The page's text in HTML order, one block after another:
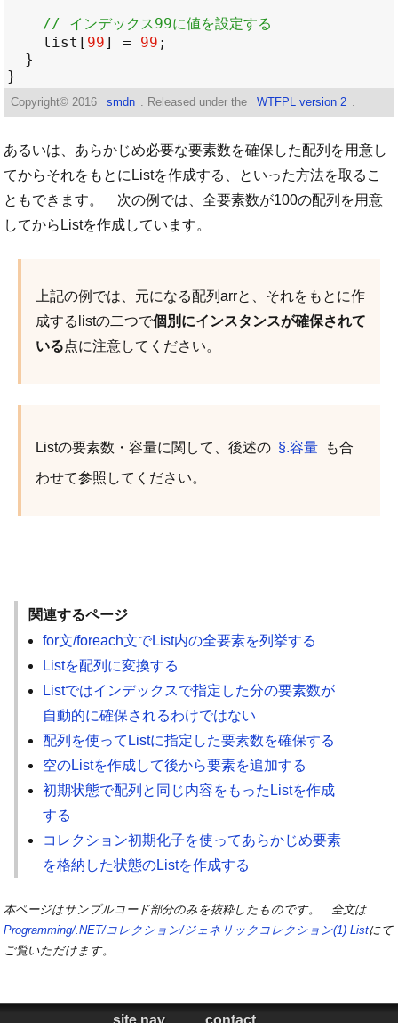
// インデックス99に値を設定する
list [ 99] = 99
Copyright© 2016 smdn . Released under the WTFPL version 2
あるいは、あらかじめ必要な要素数を確保した配列を用意し
てからそれをもとにListを作成する、といった方法を取るこ
ともできます。 次の例では、全要素数が100の配列を用意
してからListを作成しています。
上記の例では、元になる配列arrと、それをもとに作
成するlistの二つで個別にインスタンスが確保されて
いる点に注意してください。
Listの要素数・容量に関して、後述の §.容量
も合
わせて参照してください。
関連するページ
for文/foreach文でList内の全要素を列挙する
Listを配列に変換する
Listではインデックスで指定した分の要素数が
自動的に確保されるわけではない
配列を使ってListに指定した要素数を確保する
空のListを作成して後から要素を追加する
初期状態で配列と同じ内容をもったListを作成
する
コレクション初期化子を使ってあらかじめ要素
を格納した状態のListを作成する
本ページはサンプルコード部分のみを抜粋したものです。 全文は
Programming/.NET/コレクション/ジェネリックコレクション(1) Listにて
ご覧いただけます。